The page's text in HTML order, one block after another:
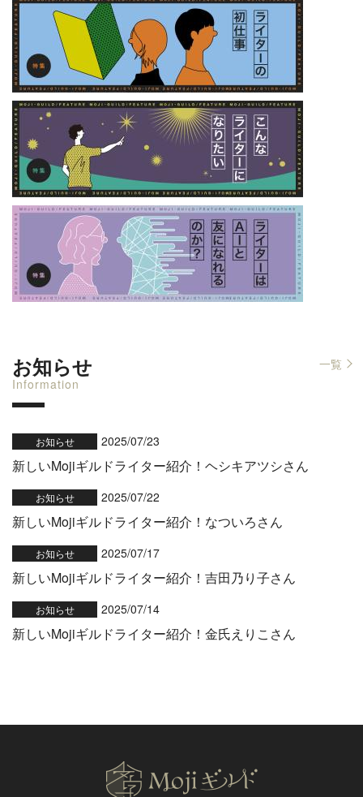
お知らせ
Information
一覧
お知らせ 2025/07/23
新しいMojiギルドライター紹介！ヘシキアツシさん
お知らせ 2025/07/22
新しいMojiギルドライター紹介！なついろさん
お知らせ 2025/07/17
新しいMojiギルドライター紹介！吉田乃り子さん
お知らせ 2025/07/14
新しいMojiギルドライター紹介！金氏えりこさん